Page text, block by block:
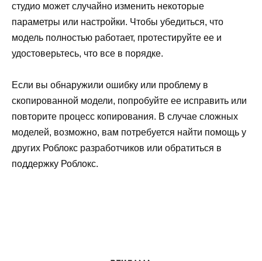
студио может случайно изменить некоторые
параметры или настройки. Чтобы убедиться, что
модель полностью работает, протестируйте ее и
удостоверьтесь, что все в порядке.
Если вы обнаружили ошибку или проблему в
скопированной модели, попробуйте ее исправить или
повторите процесс копирования. В случае сложных
моделей, возможно, вам потребуется найти помощь у
других Роблокс разработчиков или обратиться в
поддержку Роблокс.